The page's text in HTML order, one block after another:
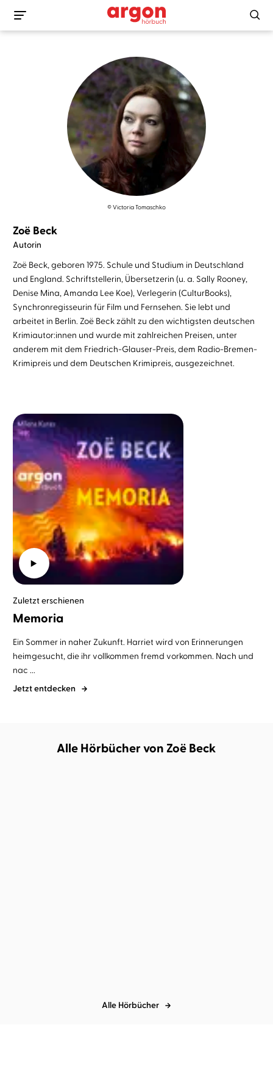
© Victoria Tomaschko
Zoë Beck
Autorin
Zoë Beck, geboren 1975. Schule und Studium in Deutschland
und England. Schriftstellerin, Übersetzerin (u. a. Sally Rooney,
Denise Mina, Amanda Lee Koe), Verlegerin (CulturBooks),
Synchronregisseurin für Film und Fernsehen. Sie lebt und
arbeitet in Berlin. Zoë Beck zählt zu den wichtigsten deutschen
Krimiautor:innen und wurde mit zahlreichen Preisen, unter
anderem mit dem Friedrich-Glauser-Preis, dem Radio-Bremen-
Krimipreis und dem Deutschen Krimipreis, ausgezeichnet.
Zuletzt erschienen
Memoria
Ein Sommer in naher Zukunft. Harriet wird von Erinnerungen
heimgesucht, die ihr vollkommen fremd vorkommen. Nach und
nac ...
Jetzt entdecken
Alle Hörbücher von Zoë Beck
Alle Hörbücher